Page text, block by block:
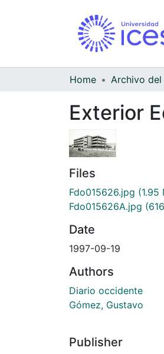
Home
Exterior
Files
Fdo015626.jpg (1.95
Fdo015626A.jpg
Date
1997-09-19
Authors
Diario occidente
Gómez, Gustavo
Publisher